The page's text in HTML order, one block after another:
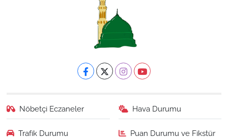
Nöbetçi Eczaneler Hava Durumu
Trafik Durumu Puan Durumu ve Fikstür